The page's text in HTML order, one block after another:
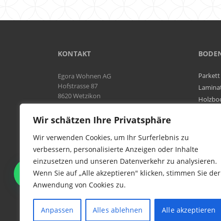
Wir schätzen Ihre Privatsphäre
Wir verwenden Cookies, um Ihr Surferlebnis zu
verbessern, personalisierte Anzeigen oder Inhalte
einzusetzen und unseren Datenverkehr zu analysieren.
Wenn Sie auf „Alle akzeptieren" klicken, stimmen Sie der
Anwendung von Cookies zu.
Anpassen Alles ablehnen Alle akzeptieren
KONTAKT
Egora Wohnen AG
Hofstrasse 87
8620 Wetzikon
Natel:
076 566 38 92
Tel:044 954 25 61
Mail:info@egora-bodenbelaege.ch
Parkett
WIR SIND IN DER GESAMTEN
SCHWEIZ TÄTIG